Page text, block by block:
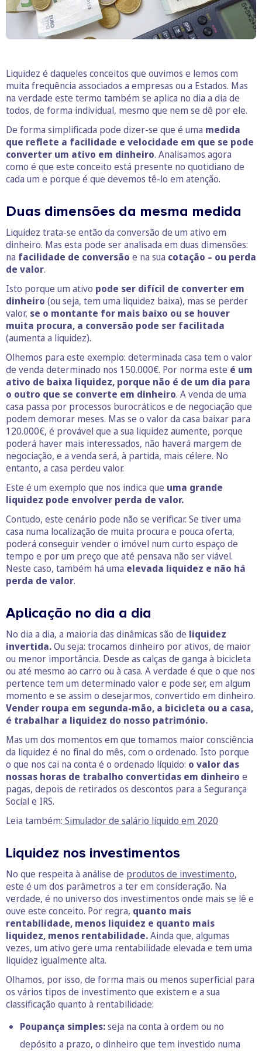
Liquidez é daqueles conceitos que ouvimos e lemos com
muita frequência associados a empresas ou a Estados. Mas
na verdade este termo também se aplica no dia a dia de
todos, de forma individual, mesmo que nem se dê por ele.
De forma simplificada pode dizer-se que é uma medida
que reflete a facilidade e velocidade em que se pode
converter um ativo em dinheiro. Analisamos agora
como é que este conceito está presente no quotidiano de
cada um e porque é que devemos tê-lo em atenção.
Duas dimensões da mesma medida
Liquidez trata-se então da conversão de um ativo em
dinheiro. Mas esta pode ser analisada em duas dimensões:
na facilidade de conversão e na sua cotação – ou perda
de valor.
Isto porque um ativo pode ser difícil de converter em
dinheiro (ou seja, tem uma liquidez baixa), mas se perder
valor, se o montante for mais baixo ou se houver
muita procura, a conversão pode ser facilitada
(aumenta a liquidez).
Olhemos para este exemplo: determinada casa tem o valor
de venda determinado nos 150.000€. Por norma este é um
ativo de baixa liquidez, porque não é de um dia para
o outro que se converte em dinheiro. A venda de uma
casa passa por processos burocráticos e de negociação que
podem demorar meses. Mas se o valor da casa baixar para
120.000€, é provável que a sua liquidez aumente, porque
poderá haver mais interessados, não haverá margem de
negociação, e a venda será, à partida, mais célere. No
entanto, a casa perdeu valor.
Este é um exemplo que nos indica que uma grande
liquidez pode envolver perda de valor.
Contudo, este cenário pode não se verificar. Se tiver uma
casa numa localização de muita procura e pouca oferta,
poderá conseguir vender o imóvel num curto espaço de
tempo e por um preço que até pensava não ser viável.
Neste caso, também há uma elevada liquidez e não há
perda de valor.
Aplicação no dia a dia
No dia a dia, a maioria das dinâmicas são de liquidez
invertida.Ou seja: trocamos dinheiro por ativos, de maior
ou menor importância. Desde as calças de ganga à bicicleta
ou até mesmo ao carro ou à casa. A verdade é que o que nos
pertence tem um determinado valor e pode ser, em algum
momento e se assim o desejarmos, convertido em dinheiro.
Vender roupa em segunda-mão, a bicicleta ou a casa,
é trabalhar a liquidez do nosso património.
Mas um dos momentos em que tomamos maior consciência
da liquidez é no final do mês, com o ordenado. Isto porque
o que nos cai na conta é o ordenado líquido: o valor das
nossas horas de trabalho convertidas em dinheiro e
pagas, depois de retirados os descontos para a Segurança
Social e IRS.
Leia também: Simulador de salário líquido em 2020
Liquidez nos investimentos
No que respeita à análise de produtos de investimento,
este é um dos parâmetros a ter em consideração. Na
verdade, é no universo dos investimentos onde mais se lê e
ouve este conceito. Por regra, quanto mais
rentabilidade, menos liquidez e quanto mais
liquidez, menos rentabilidade.Ainda que, algumas
vezes, um ativo gere uma rentabilidade elevada e tem uma
liquidez igualmente alta.
Olhamos, por isso, de forma mais ou menos superficial para
os vários tipos de investimento que existem e a sua
classificação quanto à rentabilidade:
Poupança simples:seja na conta à ordem ou no
depósito a prazo, o dinheiro que tem investido numa